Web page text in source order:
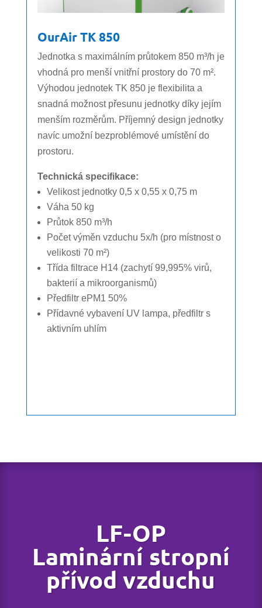
OurAir TK 850
Jednotka s maximálním průtokem 850 m³/h je
vhodná pro menší vnitřní prostory do 70 m².
Výhodou jednotek TK 850 je flexibilita a
snadná možnost přesunu jednotky díky jejím
menším rozměrům. Příjemný design jednotky
navíc umožní bezproblémové umístění do
prostoru.
Technická specifikace:
Velikost jednotky 0,5 x 0,55 x 0,75 m
Váha 50 kg
Průtok 850 m³/h
Počet výměn vzduchu 5x/h (pro místnost o
velikosti 70 m²)
Třída filtrace H14 (zachytí 99,995% virů,
bakterií a mikroorganismů)
Předfiltr ePM1 50%
Přídavné vybavení UV lampa, předfiltr s
aktivním uhlím
LF-OP
Laminární stropní
přívod vzduchu